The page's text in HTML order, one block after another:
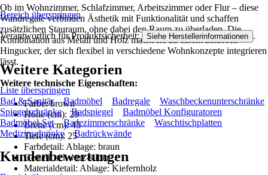
Ob im Wohnzimmer, Schlafzimmer, Arbeitszimmer oder Flur – diese
Wandregale verbinden Ästhetik mit Funktionalität und schaffen
zusätzlichen Stauraum, ohne dabei den Raum zu überladen. Die
Kombination aus Metall und Holz macht sie zu einem zeitlosen
Hingucker, der sich flexibel in verschiedene Wohnkonzepte integrieren
lässt.
Weitere technische Eigenschaften:
Farbe: brown
Höhe (cm): 29
Breite (cm): 45
Tiefe (cm): 25
Farbdetail: Ablage: braun
Gestell: schwarz-silber
Materialdetail: Ablage: Kiefernholz
Bereich überspringen
Verantwortlich für Produktsicherheit: Siehe Herstellerinformationen .
Weitere Kategorien
Liste überspringen
Bad & Sanitär
Badmöbel Badregale
Waschbeckenunterschränke
Spiegelschränke
Badspiegel
Badmöbel Konfiguratoren
Badmöbel-Set
Badezimmerschränke
Waschtischplatten
Medizinschränke
Badrückwände
Kundenbewertungen